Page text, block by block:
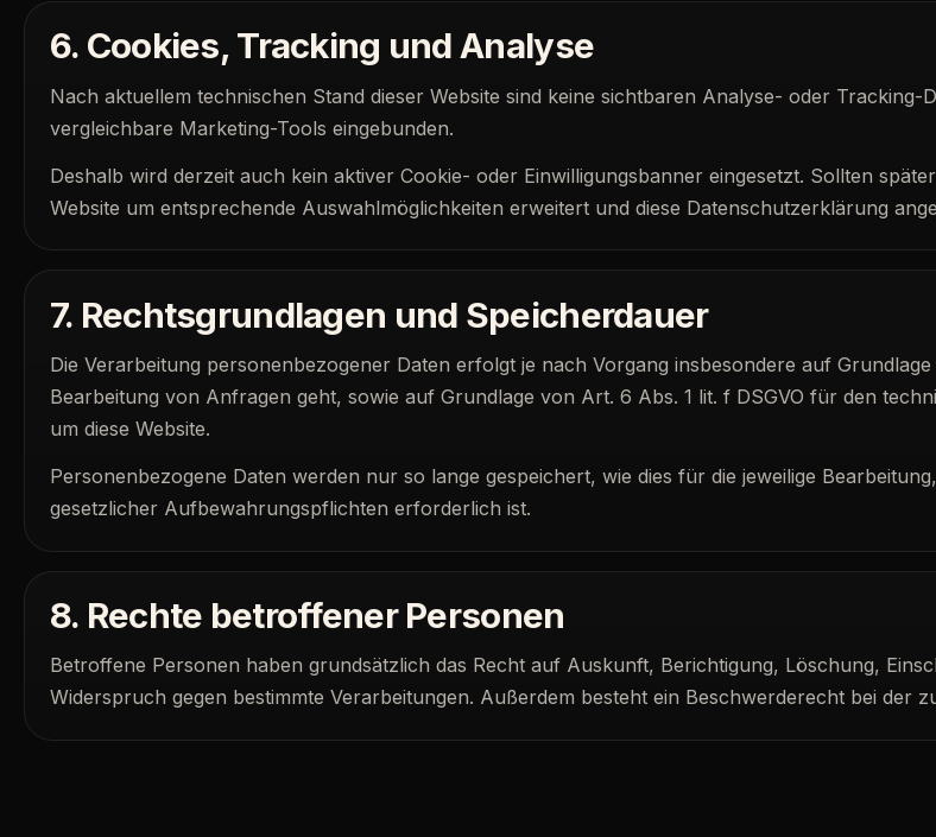
6. Cookies, Tracking und Analyse
Nach aktuellem technischen Stand dieser Website sind keine sichtbaren Analyse- oder
vergleichbare Marketing-Tools eingebunden.
Deshalb wird derzeit auch kein aktiver Cookie- oder Einwilligungsbanner eingesetzt. Sollten
Website um entsprechende Auswahlmöglichkeiten erweitert und diese Datenschutzerklärung
7. Rechtsgrundlagen und Speicherdauer
Die Verarbeitung personenbezogener Daten erfolgt je nach Vorgang insbesondere auf
Bearbeitung von Anfragen geht, sowie auf Grundlage von Art. 6 Abs. 1 lit. f DSGVO für den
um diese Website.
Personenbezogene Daten werden nur so lange gespeichert, wie dies für die jeweilige
gesetzlicher Aufbewahrungspflichten erforderlich ist.
8. Rechte betroffener Personen
Betroffene Personen haben grundsätzlich das Recht auf Auskunft, Berichtigung, Löschung,
Widerspruch gegen bestimmte Verarbeitungen. Außerdem besteht ein Beschwerderecht bei der